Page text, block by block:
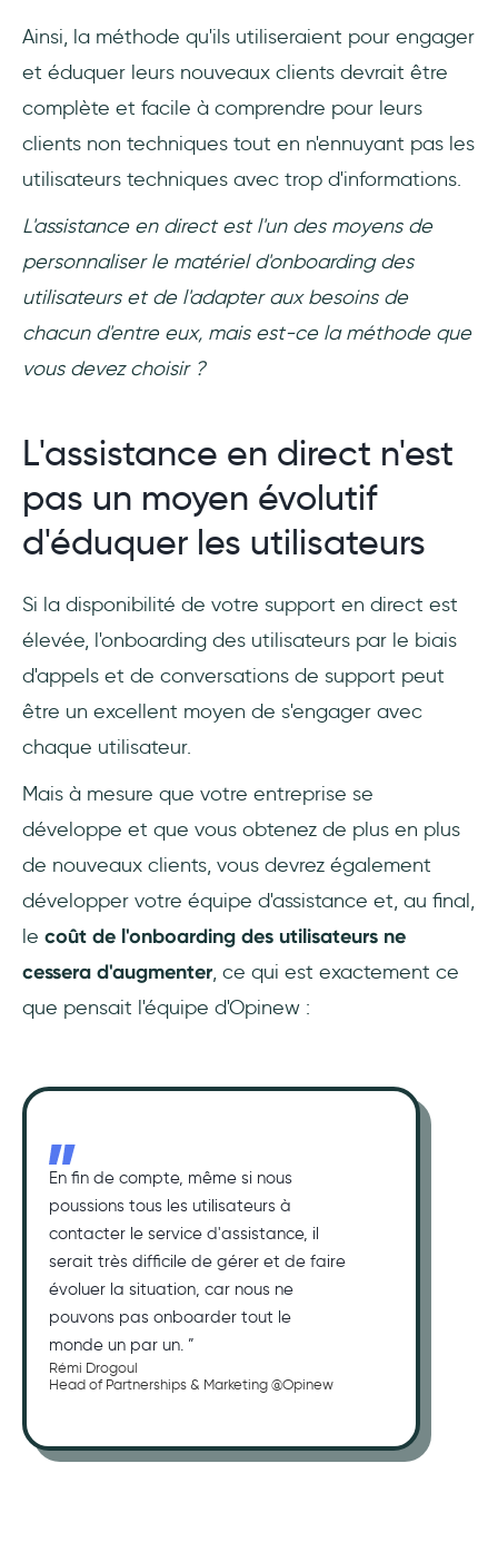
Ainsi, la méthode qu'ils utiliseraient pour engager
et éduquer leurs nouveaux clients devrait être
complète et facile à comprendre pour leurs
clients non techniques tout en n'ennuyant pas les
utilisateurs techniques avec trop d'informations.
L'assistance en direct est l'un des moyens de
personnaliser le matériel d'onboarding des
utilisateurs et de l'adapter aux besoins de
chacun d'entre eux, mais est-ce la méthode que
vous devez choisir ?
L'assistance en direct n'est
pas un moyen évolutif
d'éduquer les utilisateurs
Si la disponibilité de votre support en direct est
élevée, l'onboarding des utilisateurs par le biais
d'appels et de conversations de support peut
être un excellent moyen de s'engager avec
chaque utilisateur.
Mais à mesure que votre entreprise se
développe et que vous obtenez de plus en plus
de nouveaux clients, vous devrez également
développer votre équipe d'assistance et, au final,
le coût de l'onboarding des utilisateurs ne
cessera d'augmenter, ce qui est exactement ce
que pensait l'équipe d'Opinew :
En fin de compte, même si nous
poussions tous les utilisateurs à
contacter le service d'assistance, il
serait très difficile de gérer et de faire
évoluer la situation, car nous ne
pouvons pas onboarder tout le
monde un par un. ”
Rémi Drogoul
Head of Partnerships & Marketing @Opinew